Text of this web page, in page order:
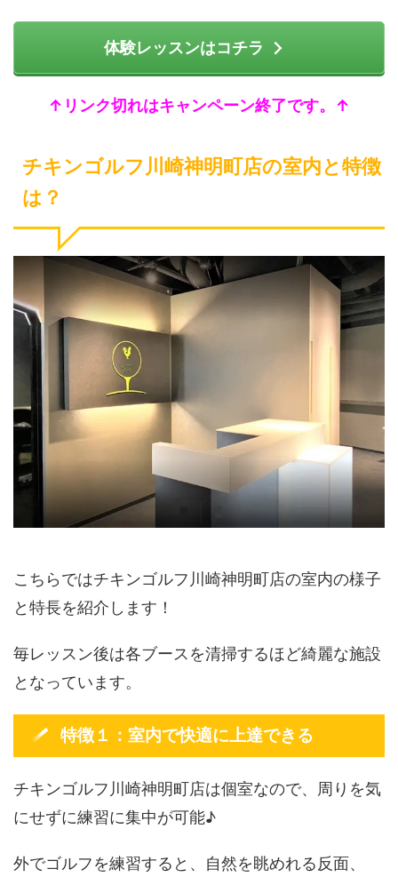
体験レッスンはコチラ
↑リンク切れはキャンペーン終了です。↑
チキンゴルフ川崎神明町店の室内と特徴
は？
こちらではチキンゴルフ川崎神明町店の室内の様子
と特長を紹介します！
毎レッスン後は各ブースを清掃するほど綺麗な施設
となっています。
特徴１：室内で快適に上達できる
チキンゴルフ川崎神明町店は個室なので、周りを気
にせずに練習に集中が可能♪
外でゴルフを練習すると、自然を眺めれる反面、